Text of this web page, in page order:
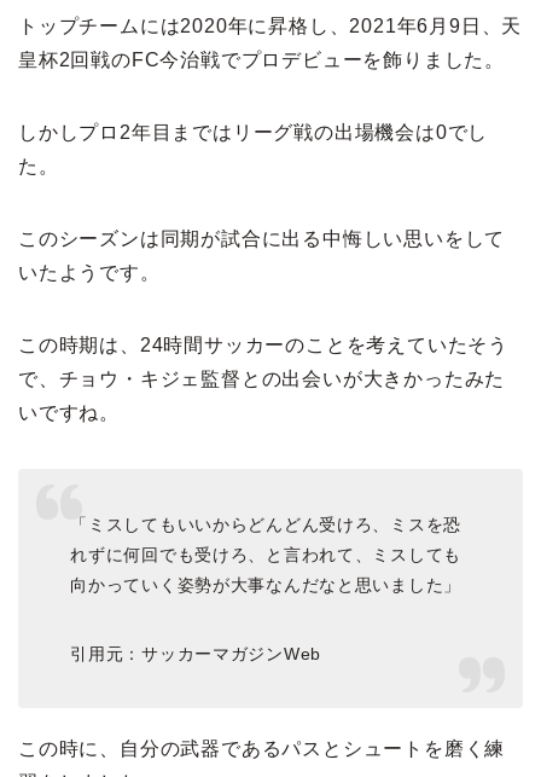
トップチームには2020年に昇格し、2021年6月9日、天
皇杯2回戦のFC今治戦でプロデビューを飾りました。
しかしプロ2年目まではリーグ戦の出場機会は0でし
た。
このシーズンは同期が試合に出る中悔しい思いをして
いたようです。
この時期は、24時間サッカーのことを考えていたそう
で、チョウ・キジェ監督との出会いが大きかったみた
いですね。
「ミスしてもいいからどんどん受けろ、ミスを恐
れずに何回でも受けろ、と言われて、ミスしても
向かっていく姿勢が大事なんだなと思いました」
引用元：サッカーマガジンWeb
この時に、自分の武器であるパスとシュートを磨く練